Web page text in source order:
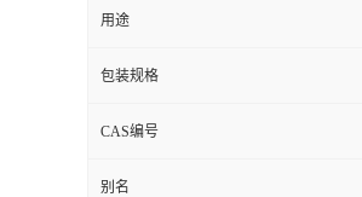
用途
包装规格
CAS编号
别名